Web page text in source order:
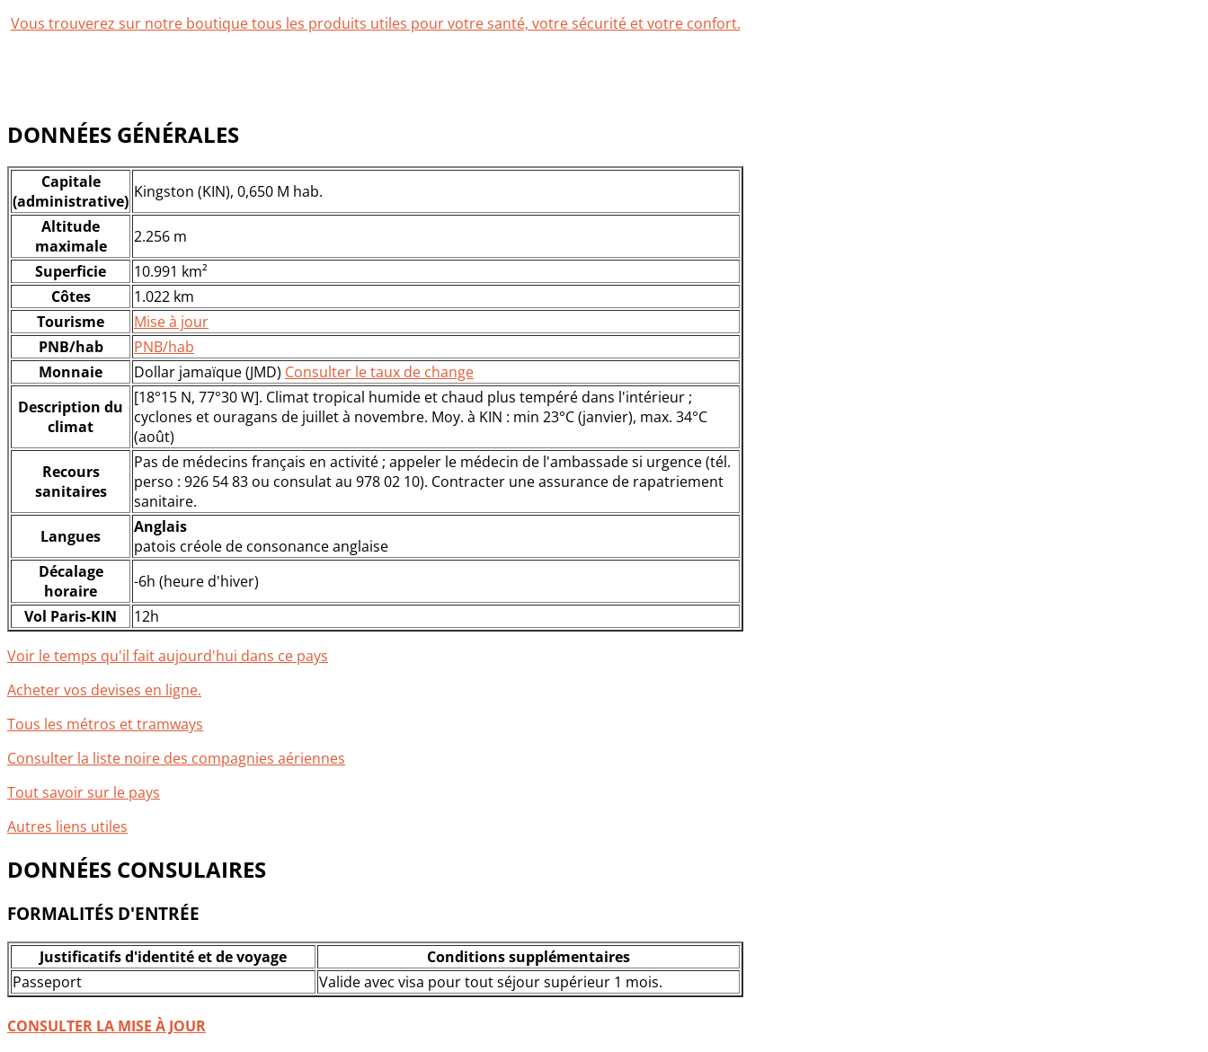
Vous trouverez sur notre boutique tous les produits utiles pour votre santé, votre sécurité et votre confort.
DONNÉES GÉNÉRALES
Capitale
(administrative) Kingston (KIN), 0,650 M hab.
Altitude
maximale
2.256 m
Superficie
10.991 km²
Côtes
1.022 km
Tourisme
Mise à jour
PNB/hab
PNB/hab
Monnaie
Dollar jamaïque (JMD) Consulter le taux de change
Description du
climat
[18°15 N, 77°30 W]. Climat tropical humide et chaud plus tempéré dans l'intérieur ;
cyclones et ouragans de juillet à novembre. Moy. à KIN : min 23°C (janvier), max. 34°C
(août)
Recours
sanitaires
Pas de médecins français en activité ; appeler le médecin de l'ambassade si urgence (tél.
perso : 926 54 83 ou consulat au 978 02 10). Contracter une assurance de rapatriement
sanitaire.
Langues
Anglais
patois créole de consonance anglaise
Décalage
horaire
-6h (heure d'hiver)
Vol Paris-KIN
12h
Voir le temps qu'il fait aujourd'hui dans ce pays
Acheter vos devises en ligne.
Tous les métros et tramways
Consulter la liste noire des compagnies aériennes
Tout savoir sur le pays
Autres liens utiles
DONNÉES CONSULAIRES
FORMALITÉS D'ENTRÉE
Justificatifs d'identité et de voyage
Conditions supplémentaires
Passeport
Valide avec visa pour tout séjour supérieur 1 mois.
CONSULTER LA MISE À JOUR